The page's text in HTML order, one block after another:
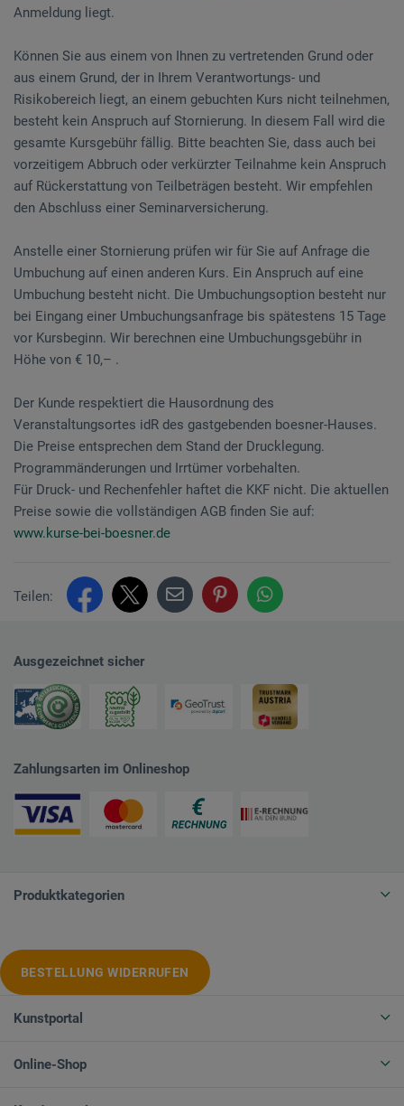
Anmeldung liegt.
Können Sie aus einem von Ihnen zu vertretenden Grund oder
aus einem Grund, der in Ihrem Verantwortungs- und
Risikobereich liegt, an einem gebuchten Kurs nicht teilnehmen,
besteht kein Anspruch auf Stornierung. In diesem Fall wird die
gesamte Kursgebühr fällig. Bitte beachten Sie, dass auch bei
vorzeitigem Abbruch oder verkürzter Teilnahme kein Anspruch
auf Rückerstattung von Teilbeträgen besteht. Wir empfehlen
den Abschluss einer Seminarversicherung.
Anstelle einer Stornierung prüfen wir für Sie auf Anfrage die
Umbuchung auf einen anderen Kurs. Ein Anspruch auf eine
Umbuchung besteht nicht. Die Umbuchungsoption besteht nur
bei Eingang einer Umbuchungsanfrage bis spätestens 15 Tage
vor Kursbeginn. Wir berechnen eine Umbuchungsgebühr in
Höhe von € 10,– .
Der Kunde respektiert die Hausordnung des
Veranstaltungsortes idR des gastgebenden boesner-Hauses.
Die Preise entsprechen dem Stand der Drucklegung.
Programmänderungen und Irrtümer vorbehalten.
Für Druck- und Rechenfehler haftet die KKF nicht. Die aktuellen
Preise sowie die vollständigen AGB finden Sie auf:
www.kurse-bei-boesner.de
Teilen:
Ausgezeichnet sicher
Zahlungsarten im Onlineshop
Produktkategorien
BESTELLUNG WIDERRUFEN
Kunstportal
Online-Shop